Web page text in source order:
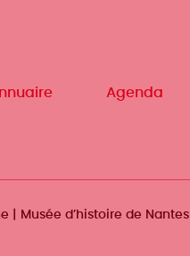
Agenda
Agenda
| Musée d’histoire de Nantes